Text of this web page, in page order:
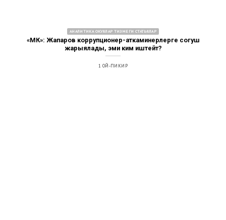
АНАЛИТИКА ОКУЯЛАР ТИЗМЕГИ СТАТЬЯЛАР
«МК»: Жапаров коррупционер-аткаминерлерге согуш
жарыялады, эми ким иштейт?
1 ОЙ-ПИКИР